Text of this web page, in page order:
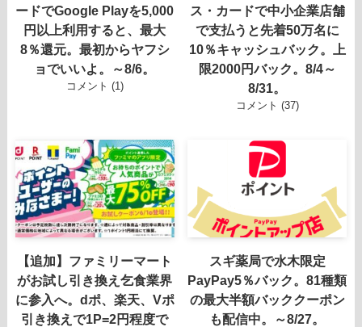
ードでGoogle Playを5,000
円以上利用すると、最大
8％還元。最初からヤフシ
ョでいいよ。～8/6。
コメント (1)
ス・カードで中小企業店舗
で支払うと先着50万名に
10％キャッシュバック。上
限2000円バック。8/4～
8/31。
コメント (37)
【追加】ファミリーマート
がお試し引き換え乞食業界
に参入へ。dポ、楽天、Vポ
引き換えで1P=2円程度で
スギ薬局で水木限定
PayPay5％バック。81種類
の最大半額バッククーポン
も配信中。～8/27。